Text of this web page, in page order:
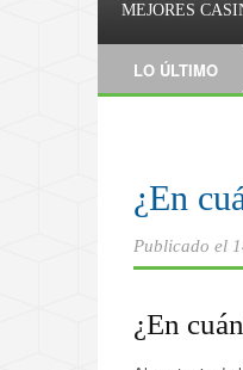
MEJORES
LO ÚLTIMO
de viento: nueva turbina eólica
¿En
Publicado el
¿En